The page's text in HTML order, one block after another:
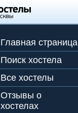
Главная страница
Поиск хостела
Все хостелы
Отзывы о
хостелах